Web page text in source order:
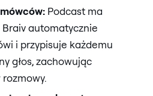
Podcast ma
automatycznie
i przypisuje każdemu
głos, zachowując